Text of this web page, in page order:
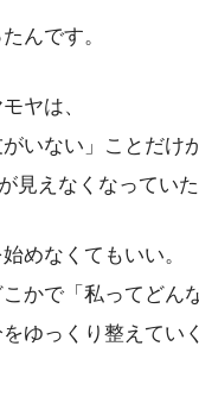
んです。
ヤは、
いない」ことだけ
見えなくなってい
めなくてもいい。
かで「私ってどん
ゆっくり整えてい